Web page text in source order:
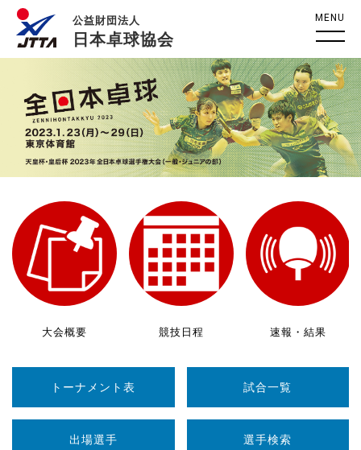
公益財団法人
日本卓球協会
MENU
大会概要 競技日程 速報・結果
トーナメント表 試合一覧
出場選手 選手検索